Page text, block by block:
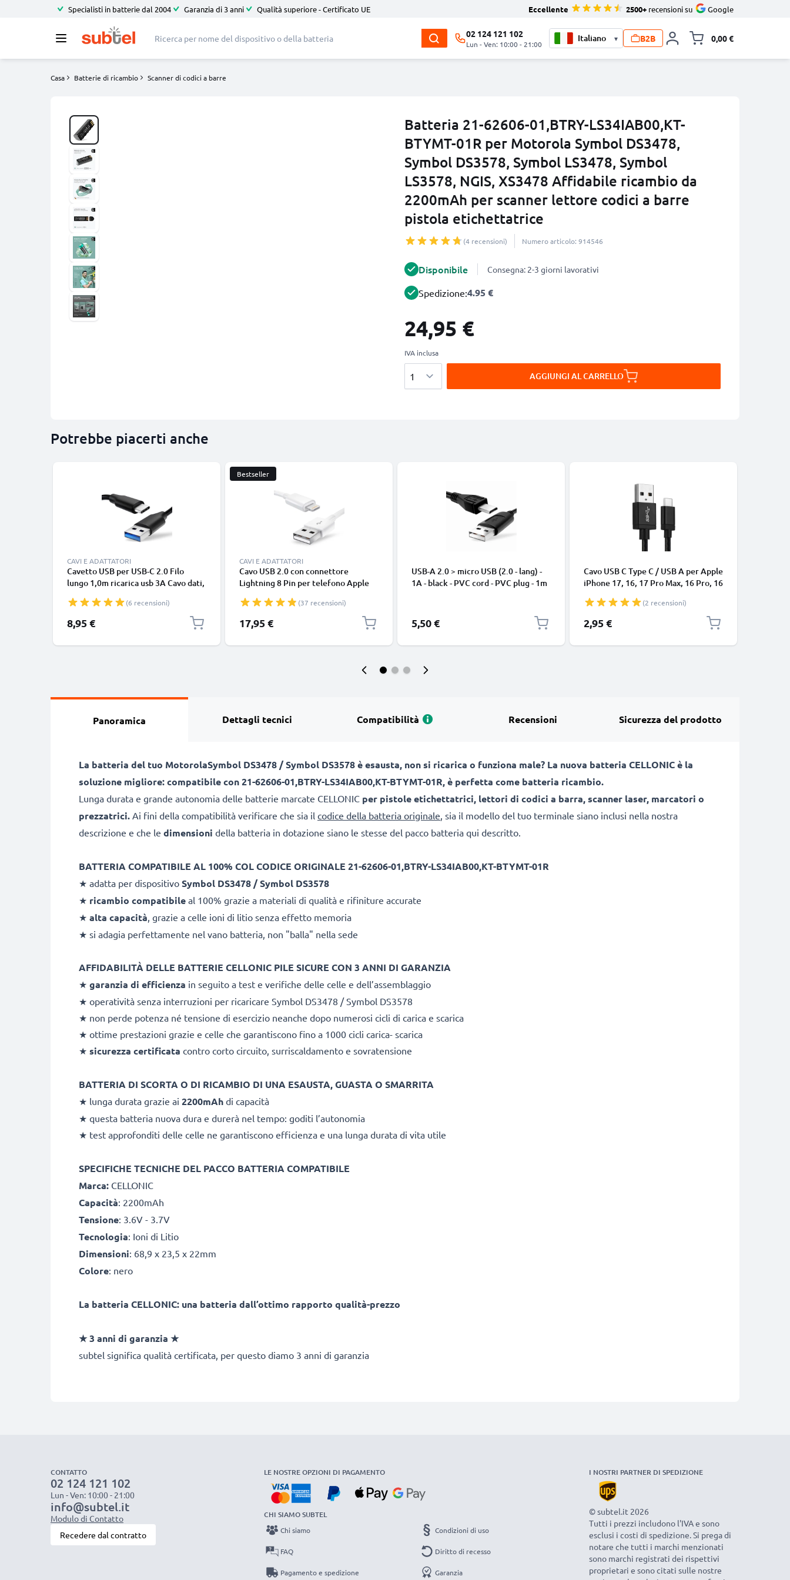
Specialisti in batterie dal 2004 Garanzia di 3 anni Qualità superiore - Certificato UE Eccellente 2500+ recensioni su Google
02 124 121 102
Lun - Ven: 10:00 - 21:00
▾ B2B 0,00 €
Casa Batterie di ricambio Scanner di codici a barre
Batteria 21-62606-01,BTRY-LS34IAB00,KT-
BTYMT-01R per Motorola Symbol DS3478,
Symbol DS3578, Symbol LS3478, Symbol
LS3578, NGIS, XS3478 Affidabile ricambio da
2200mAh per scanner lettore codici a barre
pistola etichettatrice
(4 recensioni) Numero articolo: 914546
Disponibile Consegna: 2-3 giorni lavorativi
Spedizione:4.95 €
24,95 €
IVA inclusa
AGGIUNGI AL CARRELLO
Potrebbe piacerti anche
CAVI E ADATTATORI
Cavetto USB per USB-C 2.0 Filo
lungo 1,0m ricarica usb 3A Cavo dati,
smartphone (Samsung, Huawei,
Google Pixel), fotocamera Canon,
Panasonic Lumix, Sony connettore
(6 recensioni)
8,95 €
Bestseller
CAVI E ADATTATORI
Cavo USB 2.0 con connettore
Lightning 8 Pin per telefono Apple
SE filo di 1m cavetto dati & ricarica
in bianco per cellulare
(37 recensioni)
17,95 €
USB-A 2.0 > micro USB (2.0 - lang) -
1A - black - PVC cord - PVC plug - 1m
5,50 €
Cavo USB C Type C / USB A per Apple
iPhone 17, 16, 17 Pro Max, 16 Pro, 16
Samsung Galaxy S25 Ultra, S25
Google Pixel 10, 9a, 10 Pro, 10 Pro
XL Xiaomi 15 Ultra, Redmi Note 14
(2 recensioni)
2,95 €
Panoramica Dettagli tecnici Compatibilità Recensioni Sicurezza del prodotto
La batteria del tuo MotorolaSymbol DS3478 / Symbol DS3578 è esausta, non si ricarica o funziona male? La nuova batteria CELLONIC è la
soluzione migliore: compatibile con 21-62606-01,BTRY-LS34IAB00,KT-BTYMT-01R, è perfetta come batteria ricambio.
Lunga durata e grande autonomia delle batterie marcate CELLONIC per pistole etichettatrici, lettori di codici a barra, scanner laser, marcatori o
prezzatrici. Ai fini della compatibilità verificare che sia il codice della batteria originale, sia il modello del tuo terminale siano inclusi nella nostra
descrizione e che le dimensioni della batteria in dotazione siano le stesse del pacco batteria qui descritto.
BATTERIA COMPATIBILE AL 100% COL CODICE ORIGINALE 21-62606-01,BTRY-LS34IAB00,KT-BTYMT-01R
★ adatta per dispositivo Symbol DS3478 / Symbol DS3578
★ ricambio compatibile al 100% grazie a materiali di qualità e rifiniture accurate
★ alta capacità, grazie a celle ioni di litio senza effetto memoria
★ si adagia perfettamente nel vano batteria, non "balla" nella sede
AFFIDABILITÀ DELLE BATTERIE CELLONIC PILE SICURE CON 3 ANNI DI GARANZIA
★ garanzia di efficienza in seguito a test e verifiche delle celle e dell’assemblaggio
★ operatività senza interruzioni per ricaricare Symbol DS3478 / Symbol DS3578
★ non perde potenza né tensione di esercizio neanche dopo numerosi cicli di carica e scarica
★ ottime prestazioni grazie e celle che garantiscono fino a 1000 cicli carica- scarica
★ sicurezza certificata contro corto circuito, surriscaldamento e sovratensione
BATTERIA DI SCORTA O DI RICAMBIO DI UNA ESAUSTA, GUASTA O SMARRITA
★ lunga durata grazie ai 2200mAh di capacità
★ questa batteria nuova dura e durerà nel tempo: goditi l’autonomia
★ test approfonditi delle celle ne garantiscono efficienza e una lunga durata di vita utile
SPECIFICHE TECNICHE DEL PACCO BATTERIA COMPATIBILE
Marca: CELLONIC
Capacità: 2200mAh
Tensione: 3.6V - 3.7V
Tecnologia: Ioni di Litio
Dimensioni: 68,9 x 23,5 x 22mm
Colore: nero
La batteria CELLONIC: una batteria dall’ottimo rapporto qualità-prezzo
★ 3 anni di garanzia ★
subtel significa qualità certificata, per questo diamo 3 anni di garanzia
CONTATTO
02 124 121 102
Lun - Ven: 10:00 - 21:00
info@subtel.it
Modulo di Contatto
Recedere dal contratto
LE NOSTRE OPZIONI DI PAGAMENTO
CHI SIAMO SUBTEL
Chi siamo
FAQ
Pagamento e spedizione
Condizioni di uso
Diritto di recesso
Garanzia
I NOSTRI PARTNER DI SPEDIZIONE
© subtel.it 2026
Tutti i prezzi includono l'IVA e sono
esclusi i costi di spedizione. Si prega di
notare che tutti i marchi menzionati
sono marchi registrati dei rispettivi
proprietari e sono citati sulle nostre